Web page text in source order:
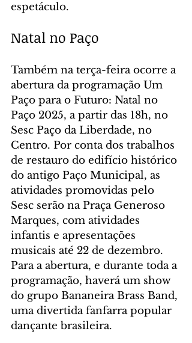
espetáculo.
Natal no Paço
Também na terça-feira ocorre a
abertura da programação Um
Paço para o Futuro: Natal no
Paço 2025, a partir das 18h, no
Sesc Paço da Liberdade, no
Centro. Por conta dos trabalhos
de restauro do edifício histórico
do antigo Paço Municipal, as
atividades promovidas pelo
Sesc serão na Praça Generoso
Marques, com atividades
infantis e apresentações
musicais até 22 de dezembro.
Para a abertura, e durante toda a
programação, haverá um show
do grupo Bananeira Brass Band,
uma divertida fanfarra popular
dançante brasileira.